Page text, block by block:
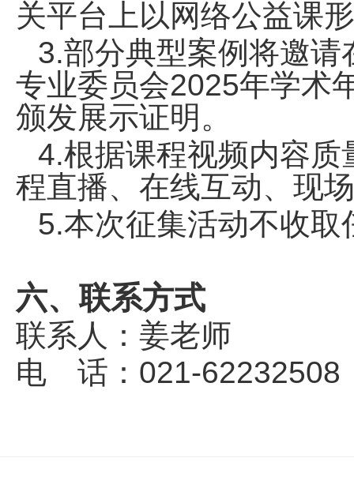
关平台上以网络公益课
3.部分典型案例将邀
专业委员会2025年学术
颁发展示证明。
4.根据课程视频内容
程直播、在线互动、现
5.本次征集活动不收取
六、联系方式
联系人：姜老师
电 话：021-62232508